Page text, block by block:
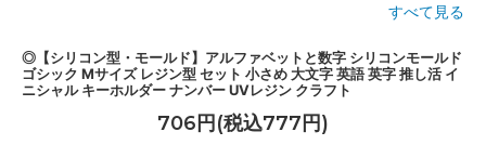
すべて見る
◎【シリコン型・モールド】アルファベットと数字 シリコンモールド
ゴシック Mサイズ レジン型 セット 小さめ 大文字 英語 英字 推し活 イ
ニシャル キーホルダー ナンバー UVレジン クラフト
706円(税込777円)